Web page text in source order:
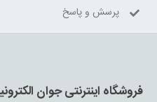
پرسش و پاسخ
فروشگاه اینترنتی جوان